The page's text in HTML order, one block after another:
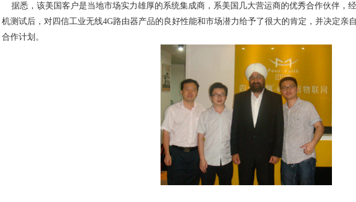
据悉，该美国客户是当地市场实力雄厚的系统集成商，系美国几大营运商的优秀合作伙伴，
机测试后，对四信工业无线4G路由器产品的良好性能和市场潜力给予了很大的肯定，并决定亲
合作计划。